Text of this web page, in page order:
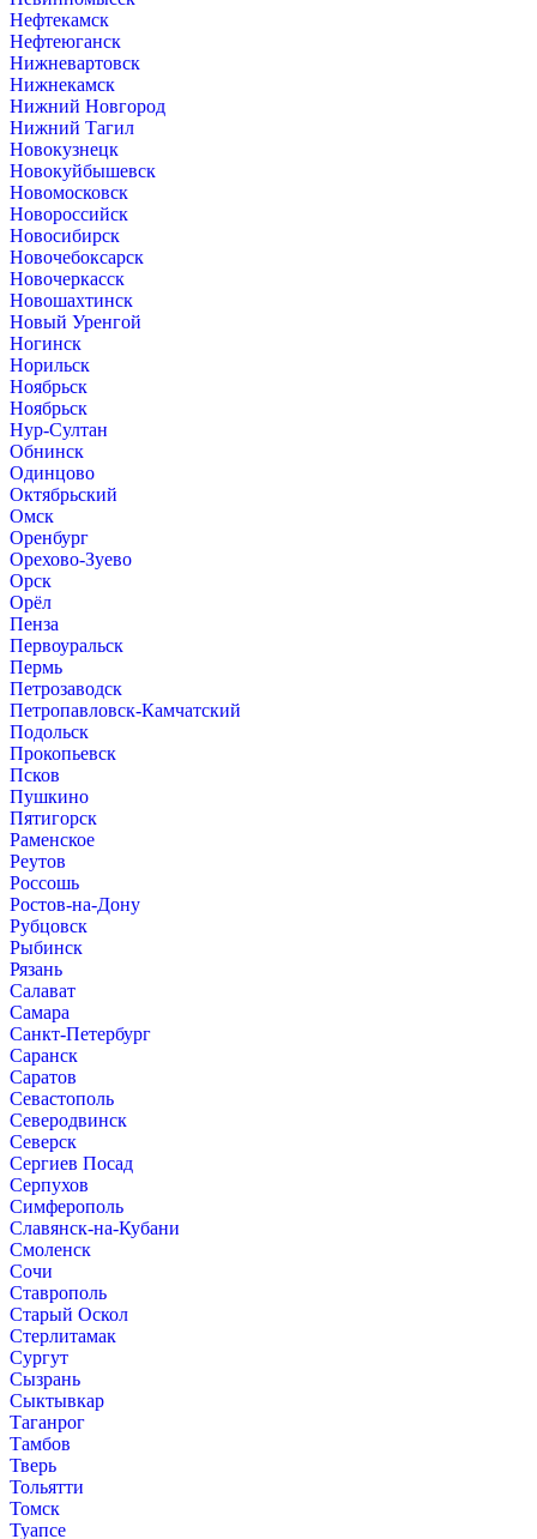
Нефтекамск
Нефтеюганск
Нижневартовск
Нижнекамск
Нижний Новгород
Нижний Тагил
Новокузнецк
Новокуйбышевск
Новомосковск
Новороссийск
Новосибирск
Новочебоксарск
Новочеркасск
Новошахтинск
Новый Уренгой
Ногинск
Норильск
Ноябрьск
Ноябрьск
Нур-Султан
Обнинск
Одинцово
Октябрьский
Омск
Оренбург
Орехово-Зуево
Орск
Орёл
Пенза
Первоуральск
Пермь
Петрозаводск
Петропавловск-Камчатский
Подольск
Прокопьевск
Псков
Пушкино
Пятигорск
Раменское
Реутов
Россошь
Ростов-на-Дону
Рубцовск
Рыбинск
Рязань
Салават
Самара
Санкт-Петербург
Саранск
Саратов
Севастополь
Северодвинск
Северск
Сергиев Посад
Серпухов
Симферополь
Славянск-на-Кубани
Смоленск
Сочи
Ставрополь
Старый Оскол
Стерлитамак
Сургут
Сызрань
Сыктывкар
Таганрог
Тамбов
Тверь
Тольятти
Томск
Туапсе